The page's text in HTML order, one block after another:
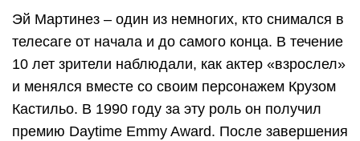
Эй Мартинез – один из немногих, кто снимался в
телесаге от начала и до самого конца. В течение
10 лет зрители наблюдали, как актер «взрослел»
и менялся вместе со своим персонажем Крузом
Кастильо. В 1990 году за эту роль он получил
премию Daytime Emmy Award. После завершения